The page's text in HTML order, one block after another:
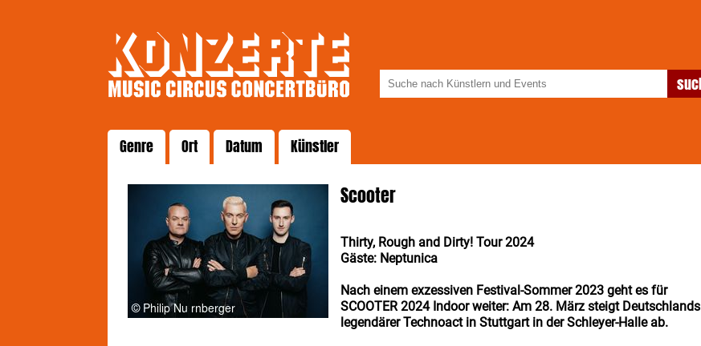
Genre Ort Datum Künstler
Scooter
Thirty, Rough and Dirty! Tour 2024
Gäste: Neptunica
Nach einem exzessiven Festival-Sommer 2023 geht es für
SCOOTER 2024 Indoor weiter: Am 28. März steigt Deutschlands
legendärer Technoact in Stuttgart in der Schleyer-Halle ab.